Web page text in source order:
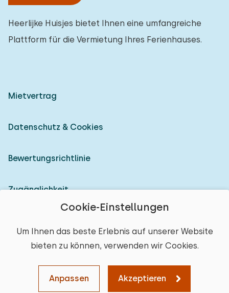
Cookie-Einstellungen
Um Ihnen das beste Erlebnis auf unserer Website
bieten zu können, verwenden wir Cookies.
Anpassen Akzeptieren
Löschen Weiter
Karte Sortieren
Heerlijke Huisjes bietet Ihnen eine umfangreiche
Plattform für die Vermietung Ihres Ferienhauses.
Mietvertrag
Datenschutz & Cookies
Bewertungsrichtlinie
Zugänglichkeit
© 2026 Heerlijke Huisjes (eingetragene Marke)